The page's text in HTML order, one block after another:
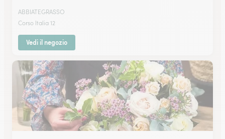
ABBIATEGRASSO
Corso Italia 12
Vedi il negozio